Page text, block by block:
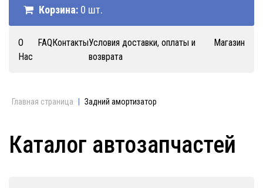
Корзина: 0 шт.
О
Нас
FAQКонтактыУсловия доставки, оплаты и
возврата
Магазин
Главная страница Задний амортизатор
Каталог автозапчастей